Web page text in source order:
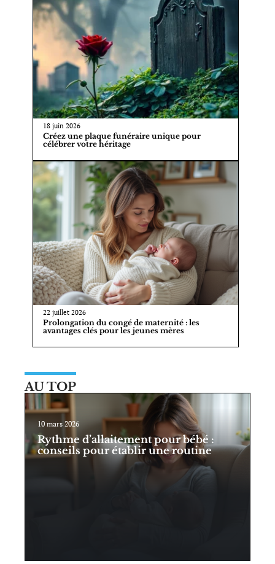
18 juin 2026
Créez une plaque funéraire unique pour
célébrer votre héritage
22 juillet 2026
Prolongation du congé de maternité : les
avantages clés pour les jeunes mères
AU TOP
10 mars 2026
Rythme d’allaitement pour bébé :
conseils pour établir une routine